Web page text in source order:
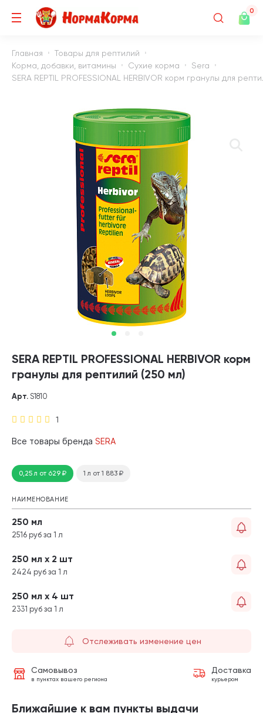
0
Главная
Товары для рептилий
Корма, добавки, витамины
Сухие корма
Sera
SERA REPTIL PROFESSIONAL HERBIVOR корм гранулы для
SERA REPTIL PROFESSIONAL HERBIVOR корм
гранулы для рептилий (250 мл)
1
Арт. S1810
Все товары бренда SERA
0,25 л от 629₽ 1 л от 1 883 ₽
НАИМЕНОВАНИЕ
250 мл
2516 руб за 1 л
250 мл х 2 шт
2424 руб за 1 л
250 мл х 4 шт
2331 руб за 1 л
Отслеживать изменение цен
Самовывоз
в пунктах вашего региона
Доставка
курьером
Ближайшие к вам пункты выдачи